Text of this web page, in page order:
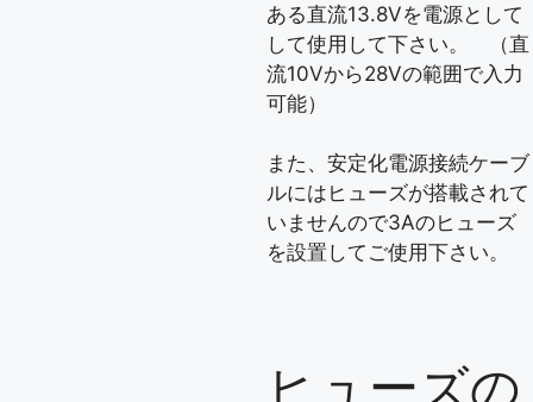
ある直流13.8Vを電源として
して使用して下さい。 （直
流10Vから28Vの範囲で入力
可能）
また、安定化電源接続ケーブ
ルにはヒューズが搭載されて
いませんので3Aのヒューズ
を設置してご使用下さい。
ヒューズの